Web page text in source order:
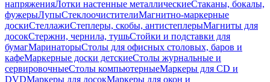
напряженияЛотки настенные металлическиеСтаканы, бокалы,
фужерыЛупыСтеклоочистителиМагнитно-маркерные
доскиСтеллажиСтеплеры, скобы, антистеплерыМагниты для
досокСтержни, чернила, тушьСтойки и подставки для
бумагМаринаторыСтолы для офисных столовых, баров и
кафеМаркерные доски детскиеСтолы журнальные и
сервировочныеСтолы компьютерныеМаркеры для CD и
DVDМаркеры для досокМаркеры для окон и